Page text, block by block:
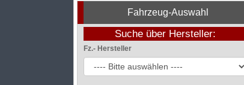
Fahrzeug-Auswahl
Suche über Hersteller:
Fz.- Hersteller